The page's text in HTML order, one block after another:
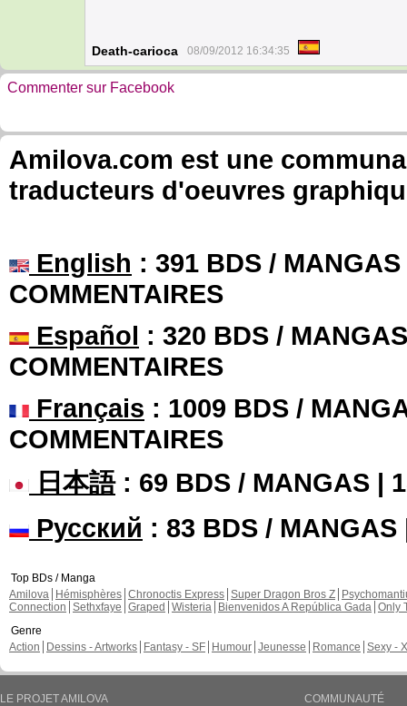
Death-carioca 08/09/2012 16:34:35
Commenter sur Facebook
Amilova.com est une
traducteurs d'oeuvres
English : 391 BDS /
COMMENTAIRES
Español : 320 BDS /
COMMENTAIRES
Français : 1009 BDS /
COMMENTAIRES
日本語: 69 BDS / MANGAS |
Русский : 83 BDS / MANGAS
Top BDs / Manga
Amilova
Hémisphères Chronoctis Express Super Dragon Bros Z
Connection Sethxfaye Graped Wisteria Bienvenidos A República Gada Only
Genre
Action
Dessins - Artworks Fantasy - SF Humour Jeunesse Romance Sexy -
LE PROJET AMILOVA
COMMUNAUTÉ